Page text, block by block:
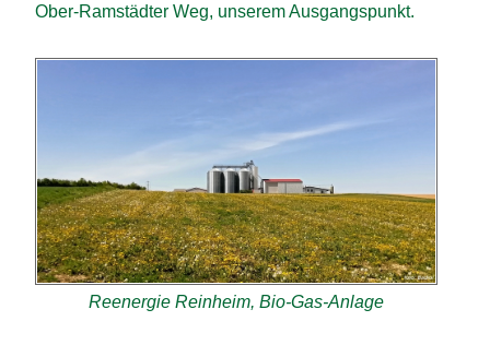
Ober-Ramstädter Weg, unserem Ausgangspunkt.
Reenergie Reinheim, Bio-Gas-Anlage